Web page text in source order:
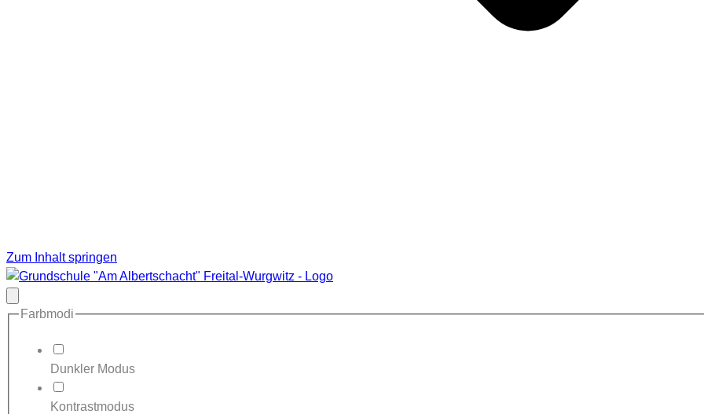
Zum Inhalt springen
schließen
Farbmodi
Dunkler Modus
Kontrastmodus